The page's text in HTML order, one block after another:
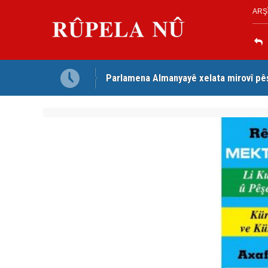
Parlamena Almanyayê xelata mirovî
Dezga Giştî ya Deverên di Derveyê